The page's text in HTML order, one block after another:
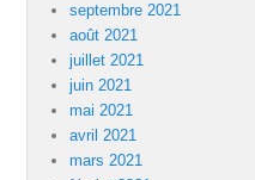
septembre 2021
août 2021
juillet 2021
juin 2021
mai 2021
avril 2021
mars 2021